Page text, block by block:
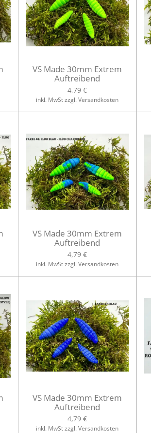
VS Made 30mm Extrem
Auftreibend
4,79 €
inkl. MwSt zzgl. Versandkosten
VS Made 30mm Extrem
Auftreibend
4,79 €
inkl. MwSt zzgl. Versandkosten
VS Made 30mm Extrem
Auftreibend
4,79 €
inkl. MwSt zzgl. Versandkosten